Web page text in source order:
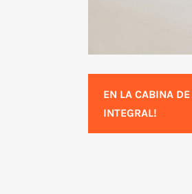
EN LA CABINA
INTEGRAL!